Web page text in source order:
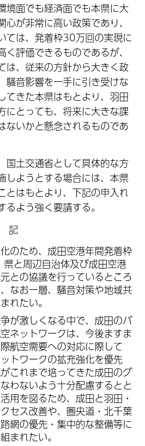
境面でも経済面でも本県に大
が非常に高い政策であり、
ては、発着枠30万回の実現に
評価できるものであるが、
は、従来の方針から大きく政
騒音影響を一手に引き受けな
てきた本県はもとより、羽田
にとっても、将来に大きな課
ないかと懸念されるものであ
国土交通省として具体的な方
しようとする場合には、本県
とはもとより、下記の申入れ
よう強く要請する。
記
のため、成田空港年間発着枠
と周辺自治体及び成田空港
との協議を行っているところ
なお一層、騒音対策や地域共
れたい。
が激しくなる中で、成田のバ
ネットワークは、今後ますま
航空需要への対応に際して
トワークの拡充強化を優先
これまで培ってきた成田のグ
わないよう十分配慮するとと
用を図るため、成田と羽田・
セス改善や、圏央道・北千葉
網の優先・集中的な整備等に
まれたい。